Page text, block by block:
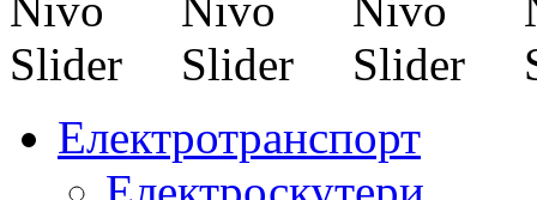
Електротранспорт